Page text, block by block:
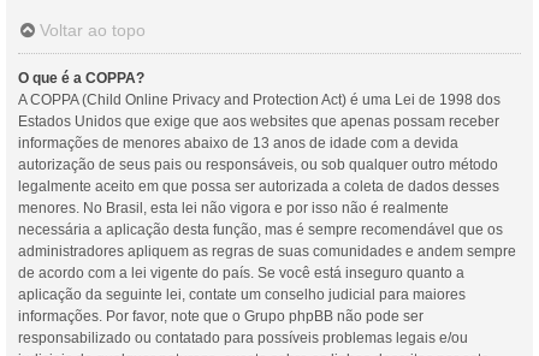
Voltar ao topo
O que é a COPPA?
A COPPA (Child Online Privacy and Protection Act) é uma Lei de 1998 dos
Estados Unidos que exige que aos websites que apenas possam receber
informações de menores abaixo de 13 anos de idade com a devida
autorização de seus pais ou responsáveis, ou sob qualquer outro método
legalmente aceito em que possa ser autorizada a coleta de dados desses
menores. No Brasil, esta lei não vigora e por isso não é realmente
necessária a aplicação desta função, mas é sempre recomendável que os
administradores apliquem as regras de suas comunidades e andem sempre
de acordo com a lei vigente do país. Se você está inseguro quanto a
aplicação da seguinte lei, contate um conselho judicial para maiores
informações. Por favor, note que o Grupo phpBB não pode ser
responsabilizado ou contatado para possíveis problemas legais e/ou